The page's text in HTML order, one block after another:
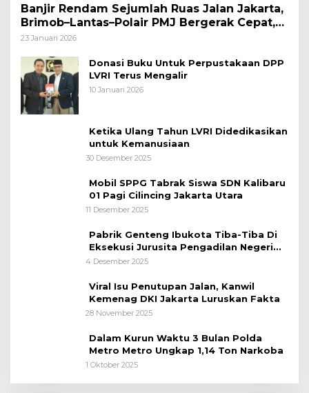
Banjir Rendam Sejumlah Ruas Jalan Jakarta,
Brimob–Lantas–Polair PMJ Bergerak Cepat,
Polri Siagakan 128.247 Personel Secara
23 Januari 2026
Donasi Buku Untuk Perpustakaan DPP
LVRI Terus Mengalir
10 Januari 2026
Ketika Ulang Tahun LVRI Didedikasikan
untuk Kemanusiaan
30 Desember 2025
Mobil SPPG Tabrak Siswa SDN Kalibaru
01 Pagi Cilincing Jakarta Utara
11 Desember 2025
Pabrik Genteng Ibukota Tiba-Tiba Di
Eksekusi Jurusita Pengadilan Negeri
Tangerang, Diduga Cacat Hukum Sejak
4 Desember 2025
Viral Isu Penutupan Jalan, Kanwil
Kemenag DKI Jakarta Luruskan Fakta
28 November 2025
Dalam Kurun Waktu 3 Bulan Polda
Metro Metro Ungkap 1,14 Ton Narkoba
1 Oktober 2025